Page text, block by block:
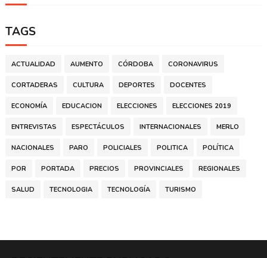
TAGS
ACTUALIDAD AUMENTO CÓRDOBA CORONAVIRUS
CORTADERAS CULTURA DEPORTES DOCENTES
ECONOMÍA EDUCACION ELECCIONES ELECCIONES 2019
ENTREVISTAS ESPECTÁCULOS INTERNACIONALES MERLO
NACIONALES PARO POLICIALES POLITICA POLÍTICA
POR PORTADA PRECIOS PROVINCIALES REGIONALES
SALUD TECNOLOGIA TECNOLOGÍA TURISMO